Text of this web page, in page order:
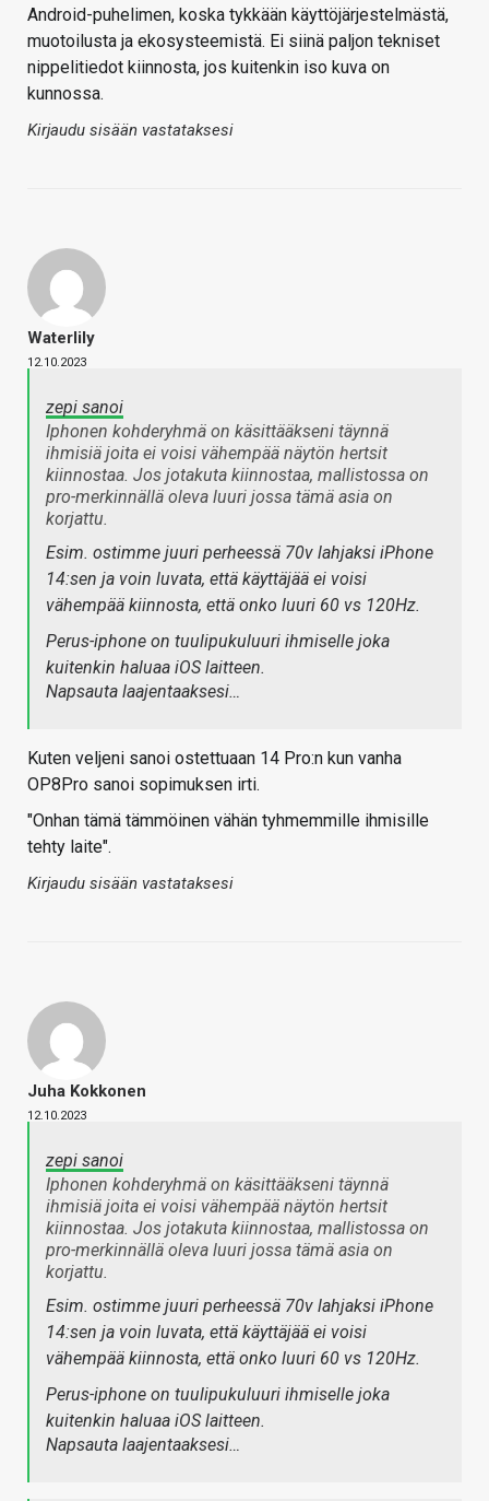
Android-puhelimen, koska tykkään käyttöjärjestelmästä,
muotoilusta ja ekosysteemistä. Ei siinä paljon tekniset
nippelitiedot kiinnosta, jos kuitenkin iso kuva on
kunnossa.
Kirjaudu sisään vastataksesi
Waterlily
12.10.2023
zepi sanoi
Iphonen kohderyhmä on käsittääkseni täynnä
ihmisiä joita ei voisi vähempää näytön hertsit
kiinnostaa. Jos jotakuta kiinnostaa, mallistossa on
pro-merkinnällä oleva luuri jossa tämä asia on
korjattu.
Esim. ostimme juuri perheessä 70v lahjaksi iPhone
14:sen ja voin luvata, että käyttäjää ei voisi
vähempää kiinnosta, että onko luuri 60 vs 120Hz.
Perus-iphone on tuulipukuluuri ihmiselle joka
kuitenkin haluaa iOS laitteen.
Napsauta laajentaaksesi…
Kuten veljeni sanoi ostettuaan 14 Pro:n kun vanha
OP8Pro sanoi sopimuksen irti.
"Onhan tämä tämmöinen vähän tyhmemmille ihmisille
tehty laite".
Kirjaudu sisään vastataksesi
Juha Kokkonen
12.10.2023
zepi sanoi
Iphonen kohderyhmä on käsittääkseni täynnä
ihmisiä joita ei voisi vähempää näytön hertsit
kiinnostaa. Jos jotakuta kiinnostaa, mallistossa on
pro-merkinnällä oleva luuri jossa tämä asia on
korjattu.
Esim. ostimme juuri perheessä 70v lahjaksi iPhone
14:sen ja voin luvata, että käyttäjää ei voisi
vähempää kiinnosta, että onko luuri 60 vs 120Hz.
Perus-iphone on tuulipukuluuri ihmiselle joka
kuitenkin haluaa iOS laitteen.
Napsauta laajentaaksesi…